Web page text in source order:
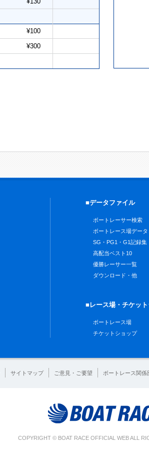
¥100
¥300
■データファイル
ボートレーサー検索
ボートレース場データ
SG・PG1・G1記録集
高配当ベスト10
優勝レーサー一覧
ダウンロード・他
■レース場・チケッ
ボートレース場
チケットショップ
サイトマップ ご意見・ご要望 ボートレース関係
COPYRIGHT © BOAT RACE OFFICIAL WEB ALL